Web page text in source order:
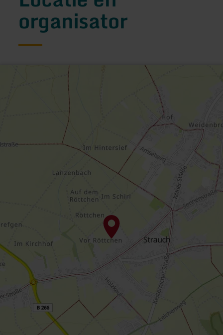
organisator